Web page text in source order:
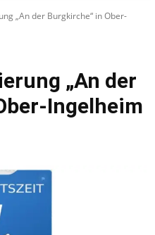
„An der Burgkirche“ in Ober-
„An der
Ingelheim